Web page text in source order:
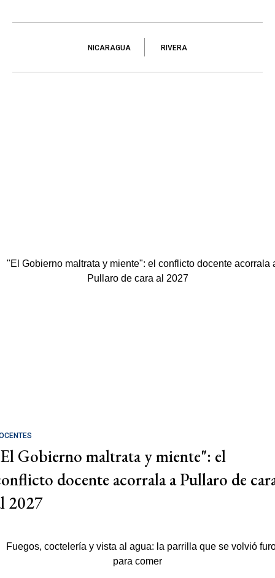
NICARAGUA RIVERA
Gobierno maltrata y miente": el
docente acorrala a Pullaro de
2027